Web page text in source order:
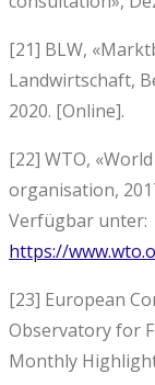
[21] BLW,
Landwirtschaft,
2020. [Online].
[22] WTO,
organisation,
Verfügbar unter:
https://
[23] European
Observatory for
Monthly